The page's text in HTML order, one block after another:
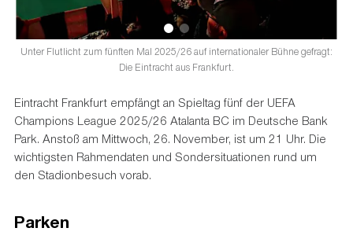
Unter Flutlicht zum fünften Mal 2025/26 auf internationaler Bühne gefragt:
Die Eintracht aus Frankfurt.
Eintracht Frankfurt empfängt an Spieltag fünf der UEFA
Champions League 2025/26 Atalanta BC im Deutsche Bank
Park. Anstoß am Mittwoch, 26. November, ist um 21 Uhr. Die
wichtigsten Rahmendaten und Sondersituationen rund um
den Stadionbesuch vorab.
Parken